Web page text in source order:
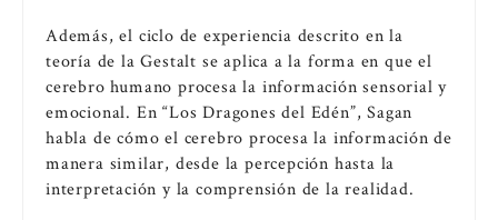
Además, el ciclo de experiencia descrito en la
teoría de la Gestalt se aplica a la forma en que el
cerebro humano procesa la información sensorial y
emocional. En “Los Dragones del Edén”, Sagan
habla de cómo el cerebro procesa la información de
manera similar, desde la percepción hasta la
interpretación y la comprensión de la realidad.